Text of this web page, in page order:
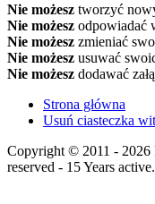
Nie możesz tworzyć
Nie możesz odpowiadać
Nie możesz zmieniać
Nie możesz usuwać
Nie możesz dodawać
Strona główna
Usuń ciasteczka
Copyright © 2011 - 2026
reserved - 15 Years active.